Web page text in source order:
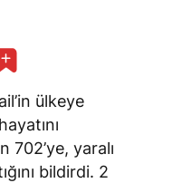
ülkeye
702’ye, yaralı
bildirdi. 2